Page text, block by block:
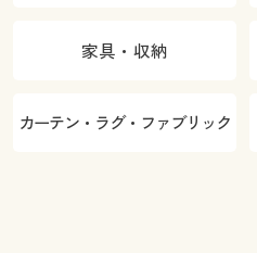
家具・収納
カーテン・ラグ・ファブリック